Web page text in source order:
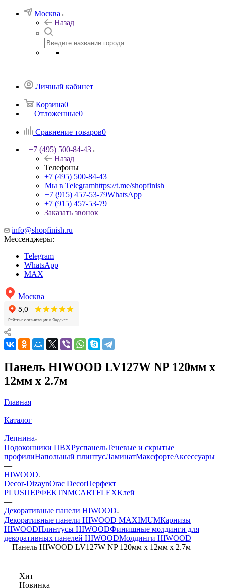
Москва
Назад
Личный кабинет
Корзина0
Отложенные0
Сравнение товаров0
+7 (495) 500-84-43
Назад
Телефоны
+7 (495) 500-84-43
Мы в Telegramhttps://t.me/shopfinish
+7 (915) 457-53-79WhatsApp
+7 (915) 457-53-79
Заказать звонок
info@shopfinish.ru
Мессенджеры:
Telegram
WhatsApp
MAX
Москва
Панель HIWOOD LV127W NP 120мм х
12мм х 2.7м
Главная
—
Каталог
—
Лепнина
Подоконники ПВХРуспанельТеневые и скрытые
профилиНапольный плинтусЛаминатМаксфортеАксессуары
—
HIWOOD
Decor-DizaynOrac DecorПерфект
PLUSПЕРФЕКТNMCARTFLEXКлей
—
Декоративные панели HIWOOD
Декоративные панели HIWOOD MAXIMUMКарнизы
HIWOODПлинтусы HIWOODФинишные молдинги для
декоративных панелей HIWOODМолдинги HIWOOD
—Панель HIWOOD LV127W NP 120мм х 12мм х 2.7м
Хит
Новинка